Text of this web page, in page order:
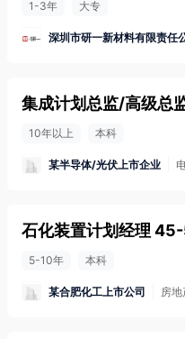
1-3年 大专
深圳市研一新材料有限责任
集成计划总监/高级总
10年以上 本科
某半导体/光伏上市企业
石化装置计划经理
5-10年 本科
某合肥化工上市公司 房